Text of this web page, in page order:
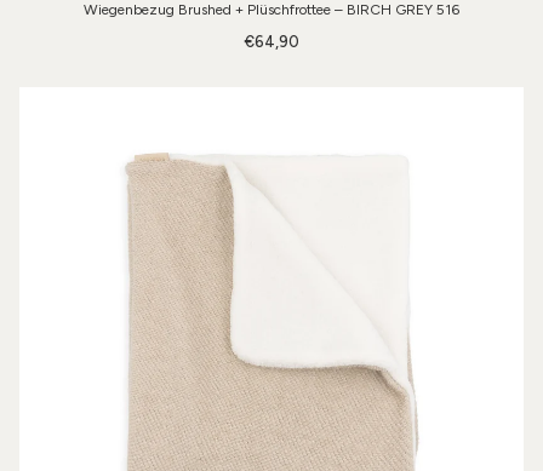
Wiegenbezug Brushed + Plüschfrottee – BIRCH GREY 516
€64,90